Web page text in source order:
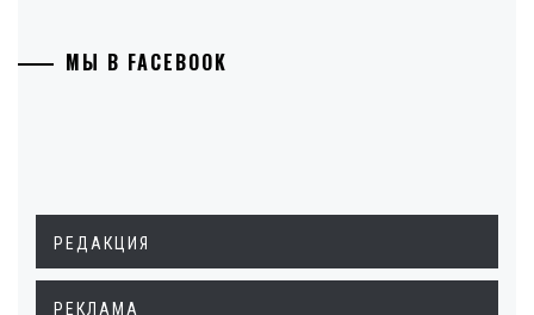
МЫ В FACEBOOK
РЕДАКЦИЯ
РЕКЛАМА